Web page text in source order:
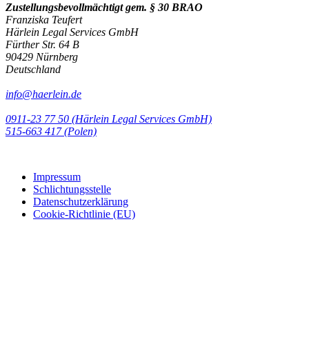
Zustellungsbevollmächtigt gem. § 30 BRAO
Franziska Teufert
Härlein Legal Services GmbH
Fürther Str. 64 B
90429 Nürnberg
Deutschland
info@haerlein.de
0911-23 77 50 (Härlein Legal Services GmbH)
‭515-663 417 (Polen)‬‬‬
Impressum
Schlichtungsstelle
Datenschutzerklärung
Cookie-Richtlinie (EU)